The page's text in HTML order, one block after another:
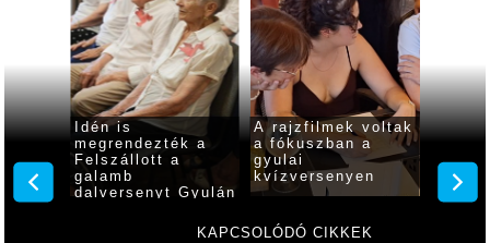
KAPCSOLÓDÓ CIKKEK
a
Idén is
megrendezték a
Felszállott a
galamb
dalversenyt Gyulán
A rajzfilmek voltak
a fókuszban a
gyulai
kvízversenyen